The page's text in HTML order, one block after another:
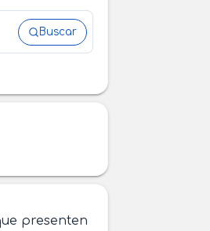
Buscar
presenten